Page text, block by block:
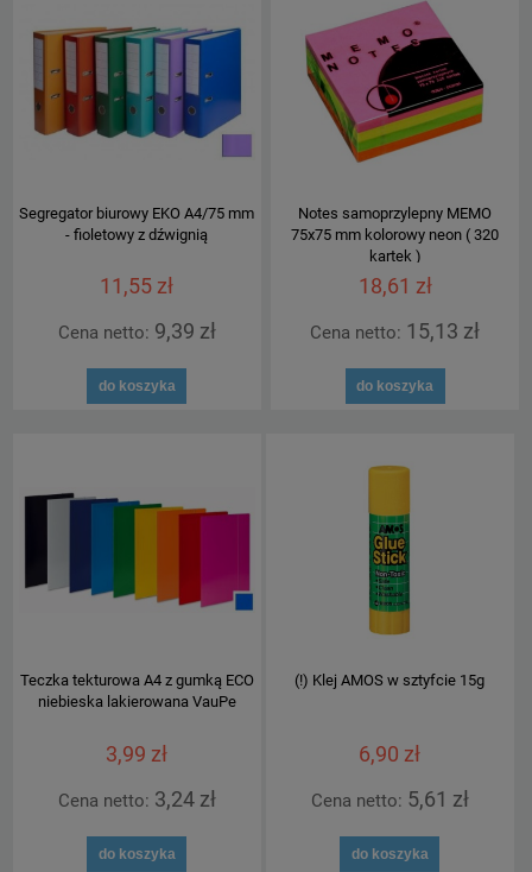
Segregator biurowy EKO A4/75 mm
- fioletowy z dźwignią
11,55 zł
Cena netto: 9,39 zł
do koszyka
Notes samoprzylepny MEMO
75x75 mm kolorowy neon ( 320
kartek )
18,61 zł
Cena netto: 15,13 zł
do koszyka
Teczka tekturowa A4 z gumką ECO
niebieska lakierowana VauPe
3,99 zł
Cena netto: 3,24 zł
do koszyka
(!) Klej AMOS w sztyfcie 15g
6,90 zł
Cena netto: 5,61 zł
do koszyka